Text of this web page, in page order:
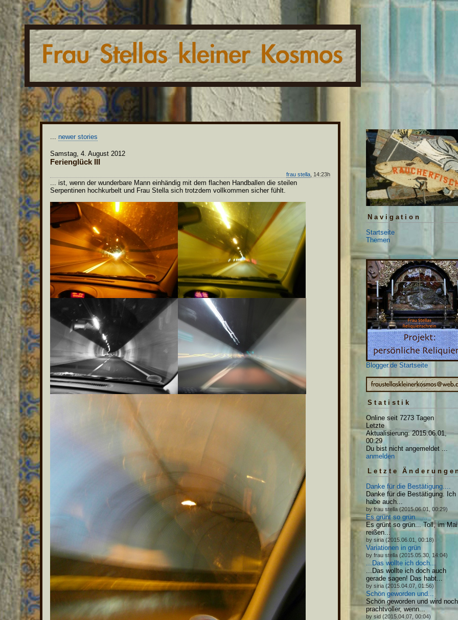
... newer stories
Samstag, 4. August 2012
Ferienglück III
frau stella , 14:23h
... ist, wenn der wunderbare Mann einhändig mit dem flachen Handballen die steilen
Serpentinen hochkurbelt und Frau Stella sich trotzdem vollkommen sicher fühlt.
Navigation
Startseite
Themen
Blogger.de Startseite
Statistik
Online seit 7273 Tagen
Letzte
Aktualisierung: 2015.06.01,
00:29
Du bist nicht angemeldet ...
anmelden
Letzte
Danke für die Bestätigung....
Danke für die Bestätigung. Ich
habe auch...
by frau stella (2015.06.01, 00:29)
Es grünt so grün......
Es grünt so grün... Toll, im Mai
reißen...
by siria (2015.06.01, 00:18)
Variationen in grün
by frau stella (2015.05.30, 14:04)
...Das wollte ich doch...
...Das wollte ich doch auch
gerade sagen! Das habt...
by siria (2015.04.07, 01:56)
Schön geworden und...
Schön geworden und wird noch
prachtvoller, wenn...
by sid (2015.04.07, 00:04)